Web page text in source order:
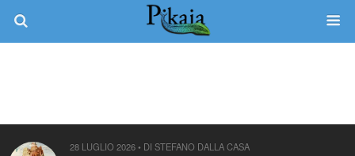
28 LUGLIO 2026 • DI STEFANO DALLA CASA